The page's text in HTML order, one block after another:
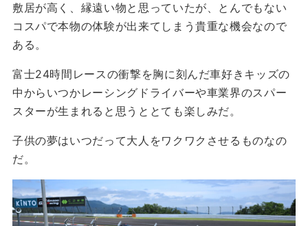
敷居が高く、縁遠い物と思っていたが、とんでもない
コスパで本物の体験が出来てしまう貴重な機会なので
ある。
富士24時間レースの衝撃を胸に刻んだ車好きキッズの
中からいつかレーシングドライバーや車業界のスパー
スターが生まれると思うととても楽しみだ。
子供の夢はいつだって大人をワクワクさせるものなの
だ。